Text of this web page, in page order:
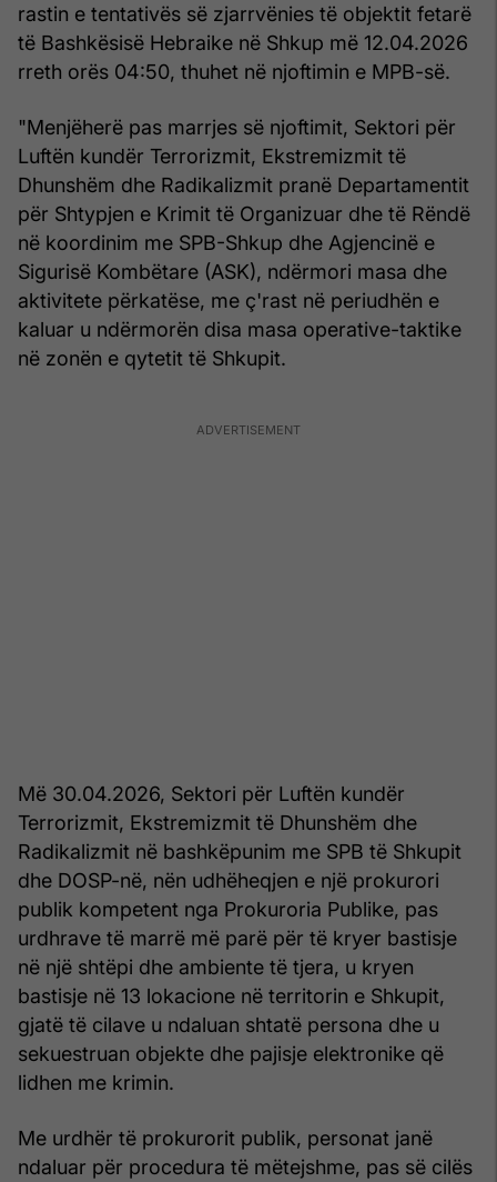
rastin e tentativës së zjarrvënies të objektit fetarë
të Bashkësisë Hebraike në Shkup më 12.04.2026
rreth orës 04:50, thuhet në njoftimin e MPB-së.
"Menjëherë pas marrjes së njoftimit, Sektori për
Luftën kundër Terrorizmit, Ekstremizmit të
Dhunshëm dhe Radikalizmit pranë Departamentit
për Shtypjen e Krimit të Organizuar dhe të Rëndë
në koordinim me SPB-Shkup dhe Agjencinë e
Sigurisë Kombëtare (ASK), ndërmori masa dhe
aktivitete përkatëse, me ç'rast në periudhën e
kaluar u ndërmorën disa masa operative-taktike
në zonën e qytetit të Shkupit.
Më 30.04.2026, Sektori për Luftën kundër
Terrorizmit, Ekstremizmit të Dhunshëm dhe
Radikalizmit në bashkëpunim me SPB të Shkupit
dhe DOSP-në, nën udhëheqjen e një prokurori
publik kompetent nga Prokuroria Publike, pas
urdhrave të marrë më parë për të kryer bastisje
në një shtëpi dhe ambiente të tjera, u kryen
bastisje në 13 lokacione në territorin e Shkupit,
gjatë të cilave u ndaluan shtatë persona dhe u
sekuestruan objekte dhe pajisje elektronike që
lidhen me krimin.
Me urdhër të prokurorit publik, personat janë
ndaluar për procedura të mëtejshme, pas së cilës